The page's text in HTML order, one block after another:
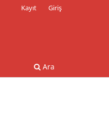
Ara
Kayıt Giriş